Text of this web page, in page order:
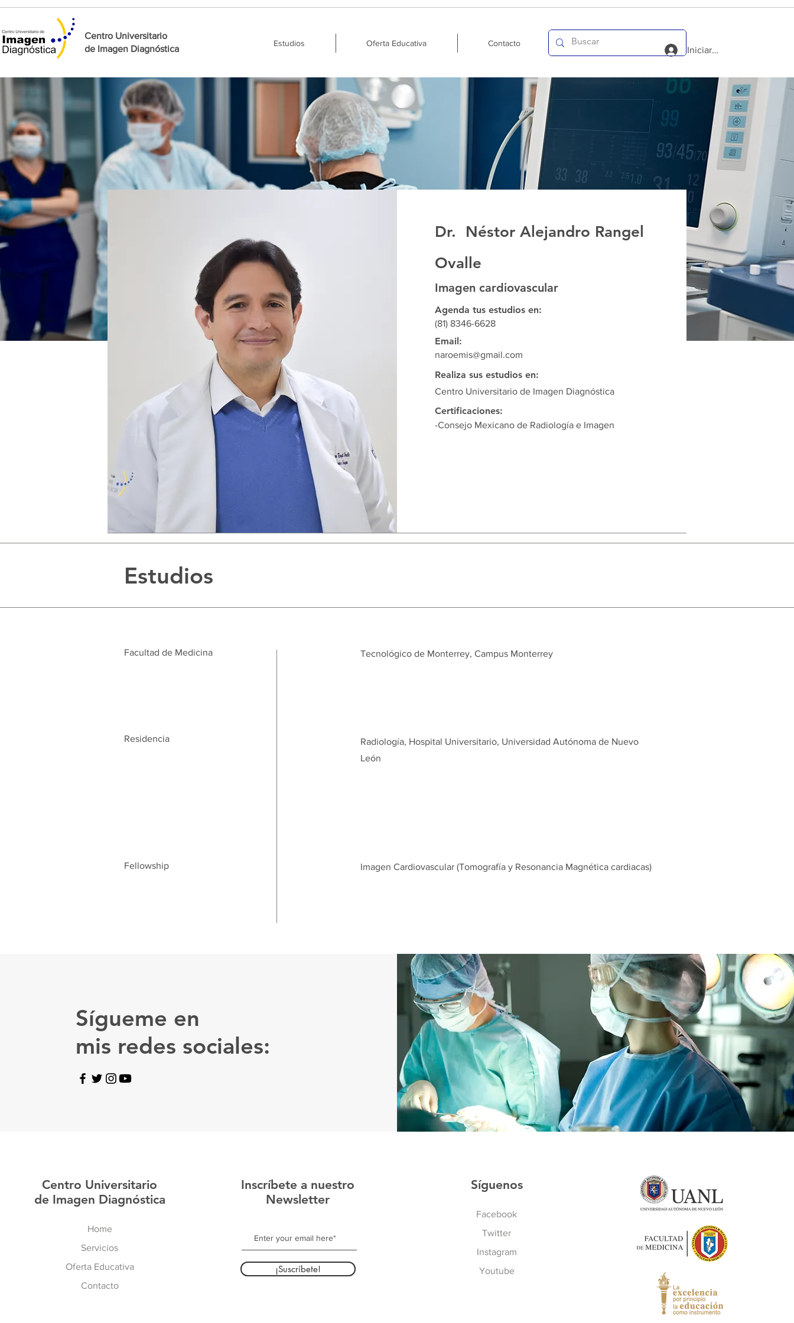
Estudios Oferta Educativa Contacto
Iniciar sesión
Centro Universitario
de Imagen Diagnóstica
Dr. Néstor Alejandro Rangel
Ovalle
Imagen cardiovascular
Agenda tus estudios en:
(81) 8346-6628
Email:
naroemis@gmail.com
Realiza sus estudios en:
Centro Universitario de Imagen Diagnóstica
Certificaciones:
-Consejo Mexicano de Radiología e Imagen
Estudios
Facultad de Medicina
Residencia
Fellowship
Tecnológico de Monterrey, Campus Monterrey
Radiología, Hospital Universitario, Universidad Autónoma de Nuevo
León
Imagen Cardiovascular (Tomografía y Resonancia Magnética cardiacas)
Sígueme en
mis redes sociales:
Centro Universitario
de Imagen Diagnóstica
Home
Servicios
Oferta Educativa
Contacto
Inscríbete a nuestro
Newsletter
¡Suscríbete!
Síguenos
Facebook
Twitter
Instagram
Youtube